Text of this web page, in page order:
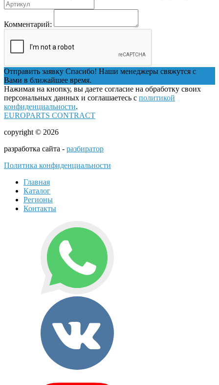
Комментарий:
Отправить заявку Спасибо! Наши менеджеры свяжутся с
Вами в ближайшее время.
Нажимая на кнопку, вы даете согласие на обработку своих
персональных данных и соглашаетесь с политикой
конфиденциальности.
EUROPARTS CONTRACT
copyright © 2026
разработка сайта - разбиратор
Политика конфиденциальности
Главная
Каталог
Регионы
Контакты